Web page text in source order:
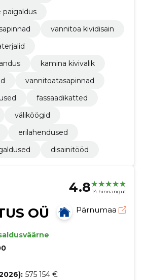
paigaldus
vannitoa kividisain
kamina kivivalik
vannitoatasapinnad
fassaadikatted
väliköögid
erilahendused
disainitööd
4.8 14 hinnangut
OÜ Pärnumaa
575 154 €